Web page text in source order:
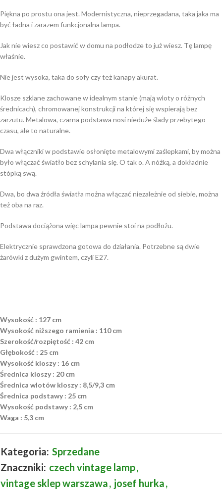
Piękna po prostu ona jest. Modernistyczna, nieprzegadana, taka jaka ma
być ładna i zarazem funkcjonalna lampa.
Jak nie wiesz co postawić w domu na podłodze to już wiesz. Tę lampę
właśnie.
Nie jest wysoka, taka do sofy czy też kanapy akurat.
Klosze szklane zachowane w idealnym stanie (mają wloty o różnych
średnicach), chromowanej konstrukcji na której się wspierają bez
zarzutu. Metalowa, czarna podstawa nosi nieduże ślady przebytego
czasu, ale to naturalne.
Dwa włączniki w podstawie osłonięte metalowymi zaślepkami, by można
było włączać światło bez schylania się. O tak o. A nóżką, a dokładnie
stópką swą.
Dwa, bo dwa źródła światła można włączać niezależnie od siebie, można
też oba na raz.
Podstawa dociążona więc lampa pewnie stoi na podłożu.
Elektrycznie sprawdzona gotowa do działania. Potrzebne są dwie
żarówki z dużym gwintem, czyli E27.
Wysokość : 127 cm
Wysokość niższego ramienia : 110 cm
Szerokość/rozpiętość : 42 cm
Głębokość : 25 cm
Wysokość kloszy : 16 cm
Średnica kloszy : 20 cm
Średnica wlotów kloszy : 8,5/9,3 cm
Średnica podstawy : 25 cm
Wysokość podstawy : 2,5 cm
Waga : 5,3 cm
Kategoria: Sprzedane
Znaczniki: czech vintage lamp,
vintage sklep warszawa, josef hurka,